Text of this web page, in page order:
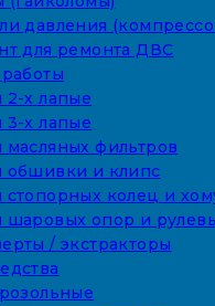
давления
для ремонта ДВС
х лапые
х лапые
фильтров
обшивки и клипс
колец и
опор и
/ экстракторы